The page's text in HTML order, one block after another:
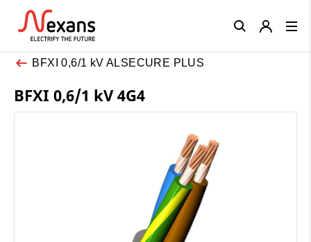
BFXI 0,6/1 kV ALSECURE PLUS
BFXI 0,6/1 kV 4G4
Close